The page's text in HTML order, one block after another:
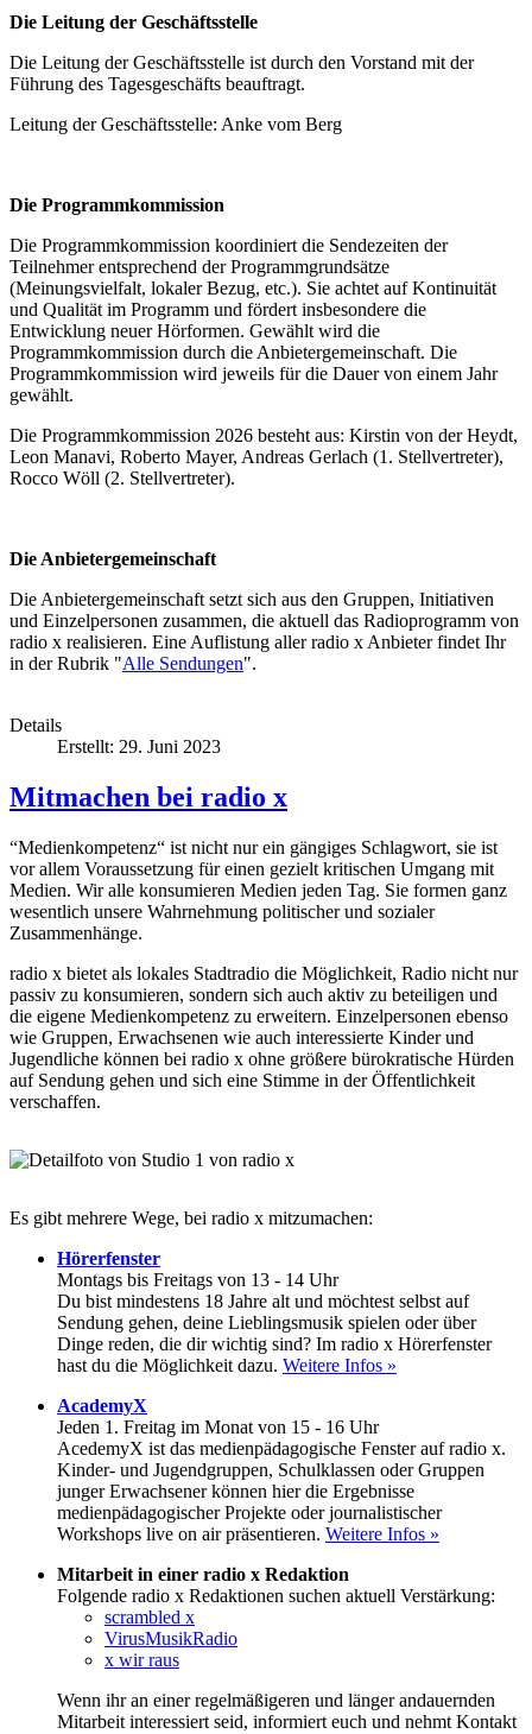
Die Leitung der Geschäftsstelle
Die Leitung der Geschäftsstelle ist durch den Vorstand mit der
Führung des Tagesgeschäfts beauftragt.
Leitung der Geschäftsstelle: Anke vom Berg
Die Programmkommission
Die Programmkommission koordiniert die Sendezeiten der
Teilnehmer entsprechend der Programmgrundsätze
(Meinungsvielfalt, lokaler Bezug, etc.). Sie achtet auf Kontinuität
und Qualität im Programm und fördert insbesondere die
Entwicklung neuer Hörformen. Gewählt wird die
Programmkommission durch die Anbietergemeinschaft. Die
Programmkommission wird jeweils für die Dauer von einem Jahr
gewählt.
Die Programmkommission 2026 besteht aus: Kirstin von der Heydt,
Leon Manavi, Roberto Mayer, Andreas Gerlach (1. Stellvertreter),
Rocco Wöll (2. Stellvertreter).
Die Anbietergemeinschaft
Die Anbietergemeinschaft setzt sich aus den Gruppen, Initiativen
und Einzelpersonen zusammen, die aktuell das Radioprogramm von
radio x realisieren. Eine Auflistung aller radio x Anbieter findet Ihr
in der Rubrik "Alle Sendungen".
Details
Erstellt: 29. Juni 2023
Mitmachen bei radio x
“Medienkompetenz“ ist nicht nur ein gängiges Schlagwort, sie ist
vor allem Voraussetzung für einen gezielt kritischen Umgang mit
Medien. Wir alle konsumieren Medien jeden Tag. Sie formen ganz
wesentlich unsere Wahrnehmung politischer und sozialer
Zusammenhänge.
radio x bietet als lokales Stadtradio die Möglichkeit, Radio nicht nur
passiv zu konsumieren, sondern sich auch aktiv zu beteiligen und
die eigene Medienkompetenz zu erweitern. Einzelpersonen ebenso
wie Gruppen, Erwachsenen wie auch interessierte Kinder und
Jugendliche können bei radio x ohne größere bürokratische Hürden
auf Sendung gehen und sich eine Stimme in der Öffentlichkeit
verschaffen.
Es gibt mehrere Wege, bei radio x mitzumachen:
Hörerfenster
Montags bis Freitags von 13 - 14 Uhr
Du bist mindestens 18 Jahre alt und möchtest selbst auf
Sendung gehen, deine Lieblingsmusik spielen oder über
Dinge reden, die dir wichtig sind? Im radio x Hörerfenster
hast du die Möglichkeit dazu. Weitere Infos »
AcademyX
Jeden 1. Freitag im Monat von 15 - 16 Uhr
AcedemyX ist das medienpädagogische Fenster auf radio x.
Kinder- und Jugendgruppen, Schulklassen oder Gruppen
junger Erwachsener können hier die Ergebnisse
medienpädagogischer Projekte oder journalistischer
Workshops live on air präsentieren. Weitere Infos »
Mitarbeit in einer radio x Redaktion
Folgende radio x Redaktionen suchen aktuell Verstärkung:
scrambled x
VirusMusikRadio
x wir raus
Wenn ihr an einer regelmäßigeren und länger andauernden
Mitarbeit interessiert seid, informiert euch und nehmt Kontakt